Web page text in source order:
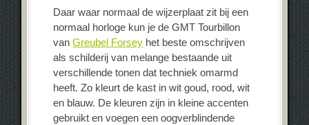
Daar waar normaal de wijzerplaat zit bij een
normaal horloge kun je de GMT Tourbillon
vanGreubel Forsey het beste omschrijven
als schilderij van melange bestaande uit
verschillende tonen dat techniek omarmd
heeft. Zo kleurt de kast in wit goud, rood, wit
en blauw. De kleuren zijn in kleine accenten
gebruikt en voegen een oogverblindende